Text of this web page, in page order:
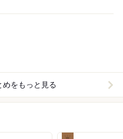
めをもっと見る